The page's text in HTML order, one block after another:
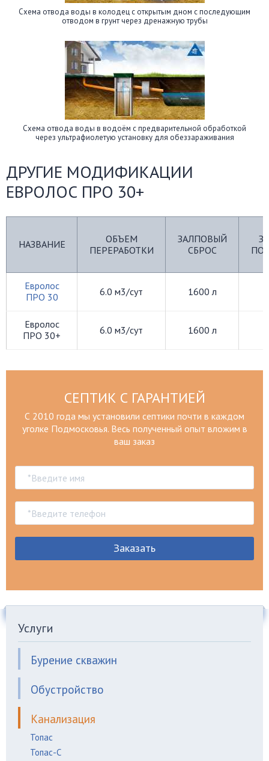
Схема отвода воды в колодец с открытым дном с последующим
отводом в грунт через дренажную трубы
Схема отвода воды в водоём с предварительной обработкой
через ультрафиолетую установку для обеззараживания
ДРУГИЕ МОДИФИКАЦИИ
ЕВРОЛОС ПРО 30+
НАЗВАНИЕ
ОБЪЕМ
ПЕРЕРАБОТКИ
ЗАЛПОВЫЙ
СБРОС
Евролос
ПРО 30
6.0 м3/сут 1600 л
Евролос
ПРО 30+
6.0 м3/сут 1600 л
СЕПТИК С ГАРАНТИЕЙ
С 2010 года мы установили септики почти в каждом
уголке Подмосковья. Весь полученный опыт вложим в
ваш заказ
Заказать
Услуги
Бурение скважин
Обустройство
Канализация
Топас
Топас-C